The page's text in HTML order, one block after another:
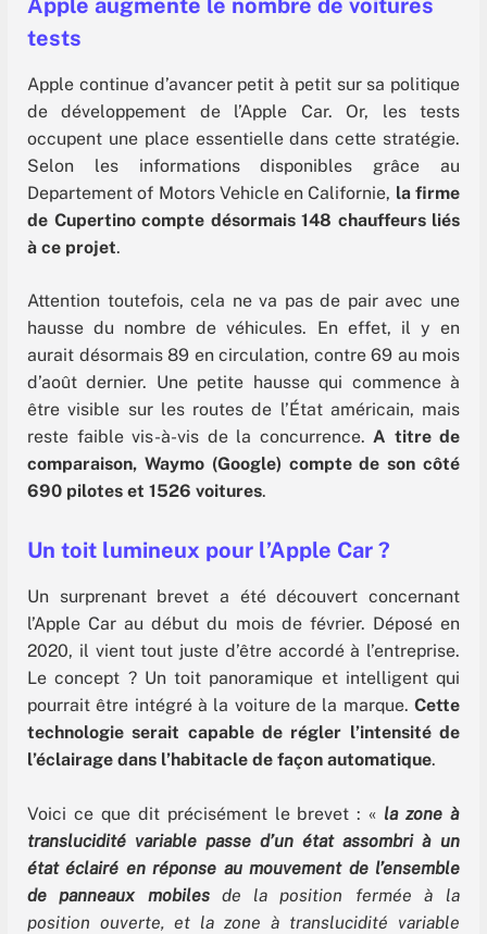
Apple augmente le nombre de voitures
tests
Apple continue d’avancer petit à petit sur sa politique
de développement de l’Apple Car. Or, les tests
occupent une place essentielle dans cette stratégie.
Selon les informations disponibles grâce au
Departement of Motors Vehicle en Californie, la firme
de Cupertino compte désormais 148 chauffeurs liés
à ce projet.
Attention toutefois, cela ne va pas de pair avec une
hausse du nombre de véhicules. En effet, il y en
aurait désormais 89 en circulation, contre 69 au mois
d’août dernier. Une petite hausse qui commence à
être visible sur les routes de l’État américain, mais
reste faible vis-à-vis de la concurrence. A titre de
comparaison, Waymo (Google) compte de son côté
690 pilotes et 1526 voitures.
Un toit lumineux pour l’Apple Car ?
Un surprenant brevet a été découvert concernant
l’Apple Car au début du mois de février. Déposé en
2020, il vient tout juste d’être accordé à l’entreprise.
Le concept ? Un toit panoramique et intelligent qui
pourrait être intégré à la voiture de la marque. Cette
technologie serait capable de régler l’intensité de
l’éclairage dans l’habitacle de façon automatique.
Voici ce que dit précisément le brevet : « la zone à
translucidité variable passe d’un état assombri à un
état éclairé en réponse au mouvement de l’ensemble
de panneaux mobilesde la position fermée à la
position ouverte, et la zone à translucidité variable